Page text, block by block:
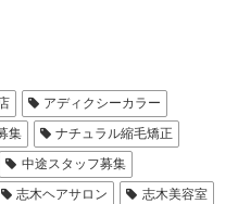
アディクシーカラー
集
ナチュラル縮毛矯正
中途スタッフ募集
志木ヘアサロン
志木美容室